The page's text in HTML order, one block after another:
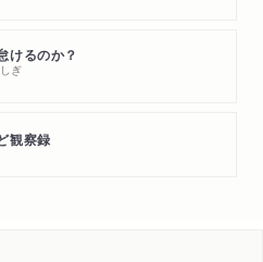
けるのか？
ぎ
観察録